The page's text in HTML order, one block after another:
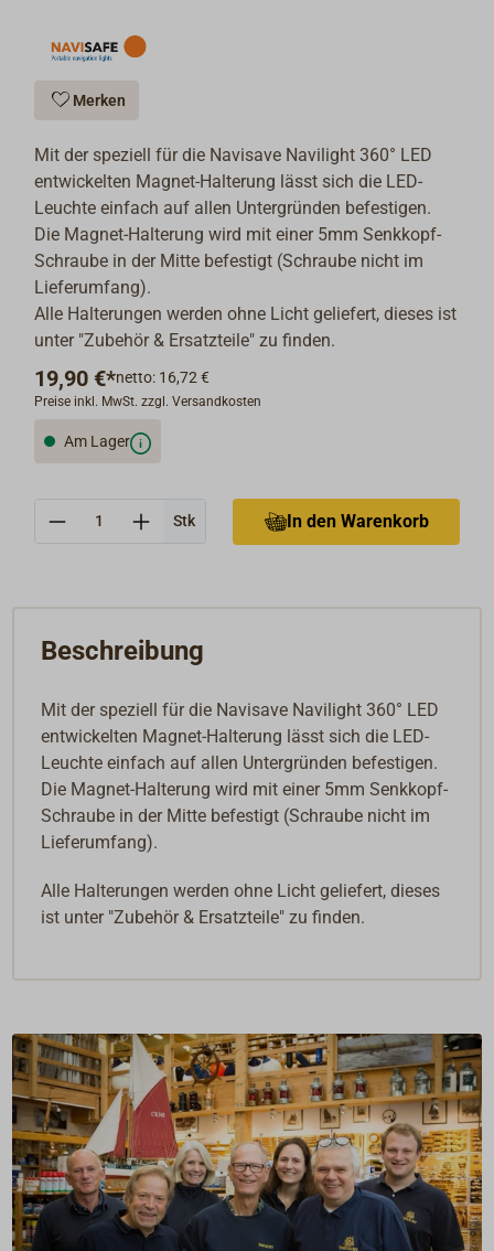
Merken
Mit der speziell für die Navisave Navilight 360° LED
entwickelten Magnet-Halterung lässt sich die LED-
Leuchte einfach auf allen Untergründen befestigen.
Die Magnet-Halterung wird mit einer 5mm Senkkopf-
Schraube in der Mitte befestigt (Schraube nicht im
Lieferumfang).
Alle Halterungen werden ohne Licht geliefert, dieses ist
unter "Zubehör & Ersatzteile" zu finden.
19,90 €*netto: 16,72 €
Preise inkl. MwSt. zzgl. Versandkosten
Am Lager
Stk In den Warenkorb
Beschreibung
Mit der speziell für die Navisave Navilight 360° LED
entwickelten Magnet-Halterung lässt sich die LED-
Leuchte einfach auf allen Untergründen befestigen.
Die Magnet-Halterung wird mit einer 5mm Senkkopf-
Schraube in der Mitte befestigt (Schraube nicht im
Lieferumfang).
Alle Halterungen werden ohne Licht geliefert, dieses
ist unter "Zubehör & Ersatzteile" zu finden.